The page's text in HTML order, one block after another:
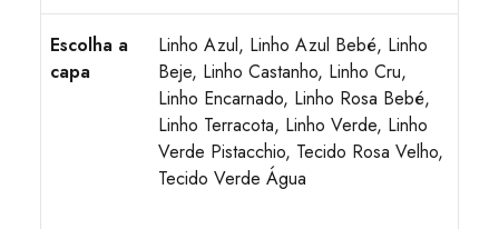
Escolha a
capa
Linho Azul, Linho Azul Bebé, Linho
Beje, Linho Castanho, Linho Cru,
Linho Encarnado, Linho Rosa Bebé,
Linho Terracota, Linho Verde, Linho
Verde Pistacchio, Tecido Rosa Velho,
Tecido Verde Água